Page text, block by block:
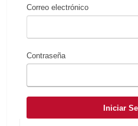
Correo electrónico
Contraseña
Iniciar